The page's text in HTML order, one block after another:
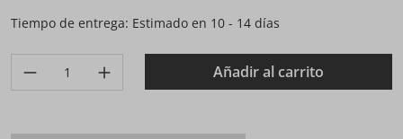
Tiempo de entrega: Estimado en 10 - 14 días
Produkt Anzahl: Gib den gewünschten Wert ein oder
Añadir al carrito